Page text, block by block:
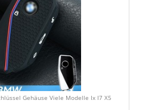
Gehäuse Viele Modelle Ix I7 X5